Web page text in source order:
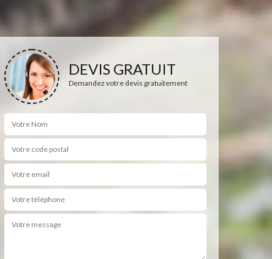
DEVIS GRATUIT
Demandez votre devis gratuitement